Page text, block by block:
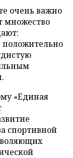
очень важно
множество
положительно
«Единая
спортивной